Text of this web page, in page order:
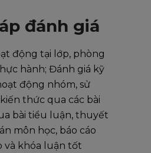
đánh giá
động tại lớp, phòng
hành; Đánh giá kỹ
động nhóm, sử
thức qua các bài
bài tiểu luận, thuyết
môn học, báo cáo
và khóa luận tốt